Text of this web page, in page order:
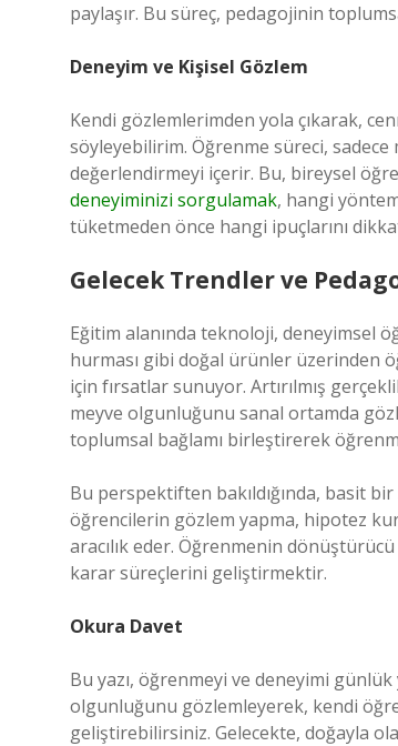
paylaşır. Bu süreç, pedagojinin
Deneyim ve Kişisel Gözlem
Kendi gözlemlerimden yola çıkarak,
söyleyebilirim. Öğrenme süreci,
değerlendirmeyi içerir. Bu, bireysel
deneyiminizi sorgulamak, hangi
tüketmeden önce hangi ipuçlarını
Gelecek Trendler ve
Eğitim alanında teknoloji, deneyimsel
hurması gibi doğal ürünler üzerinden
için fırsatlar sunuyor. Artırılmış
meyve olgunluğunu sanal ortamda
toplumsal bağlamı birleştirerek
Bu perspektiften bakıldığında, basit
öğrencilerin gözlem yapma, hipotez
aracılık eder. Öğrenmenin
karar süreçlerini geliştirmektir.
Okura Davet
Bu yazı, öğrenmeyi ve deneyimi
olgunluğunu gözlemleyerek, kendi
geliştirebilirsiniz. Gelecekte, doğayla